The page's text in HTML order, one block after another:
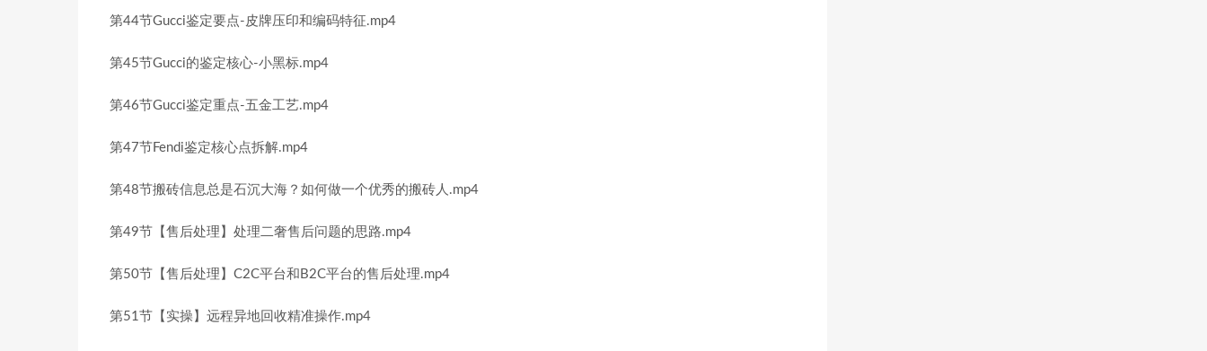
第44节Gucci鉴定要点-皮牌压印和编码特征.mp4
第45节Gucci的鉴定核心-小黑标.mp4
第46节Gucci鉴定重点-五金工艺.mp4
第47节Fendi鉴定核心点拆解.mp4
第48节搬砖信息总是石沉大海？如何做一个优秀的搬砖人.mp4
第49节【售后处理】处理二奢售后问题的思路.mp4
第50节【售后处理】C2C平台和B2C平台的售后处理.mp4
第51节【实操】远程异地回收精准操作.mp4